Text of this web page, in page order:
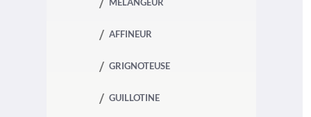
AFFINEUR
GRIGNOTEUSE
GUILLOTINE